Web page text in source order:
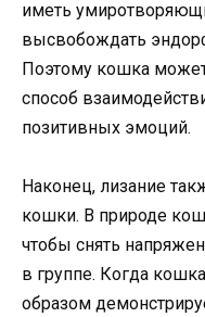
иметь
высвобождать
Поэтому кошка
способ
позитивных эмоций.
Наконец, лизание
кошки. В природе
чтобы снять
в группе. Когда
образом